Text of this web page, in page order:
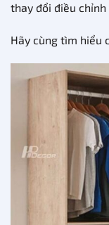
thay đổi điều chỉnh
Hãy cùng tìm hiểu